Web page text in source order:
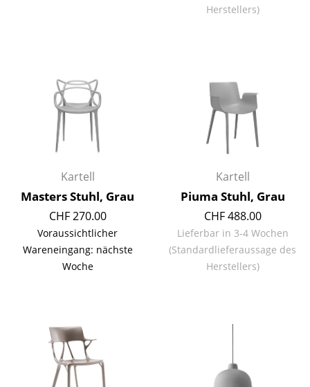
Stapelbetten
Kinderbetten
Nachttische & Bettzubehör
... alle Betten
Accessoires
Uhren
Tabletts
Büroutensilien
Herstellers)
Kartell
Masters Stuhl, Grau
CHF 270.00
Voraussichtlicher
Wareneingang: nächste
Woche
Kartell
Piuma Stuhl, Grau
CHF 488.00
Lieferbar in 3-4 Wochen
(Standardlieferaussage des
Herstellers)